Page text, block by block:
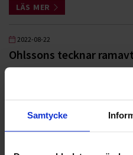
Samtycke
LÄS MER
2022-08-22
Ohlssons tecknar
2022-02-11
Vår snabba expansion i